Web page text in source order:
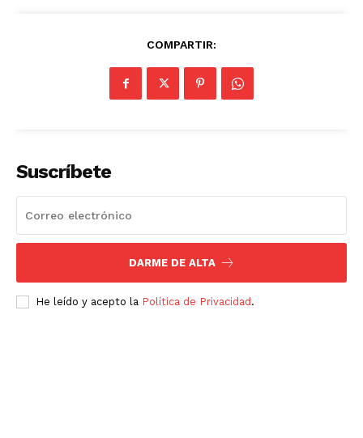
COMPARTIR:
Suscríbete
DARME DE ALTA
He leído y acepto la Política de Privacidad .